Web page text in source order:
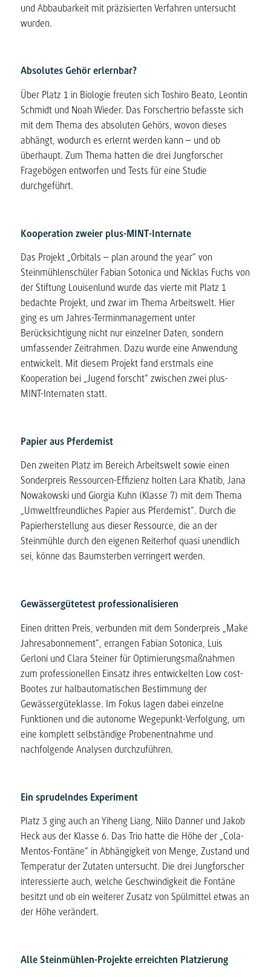
und Abbaubarkeit mit präzisierten Verfahren untersucht
wurden.
Absolutes Gehör erlernbar?
Über Platz 1 in Biologie freuten sich Toshiro Beato, Leontin
Schmidt und Noah Wieder. Das Forschertrio befasste sich
mit dem Thema des absoluten Gehörs, wovon dieses
abhängt, wodurch es erlernt werden kann – und ob
überhaupt. Zum Thema hatten die drei Jungforscher
Fragebögen entworfen und Tests für eine Studie
durchgeführt.
Kooperation zweier plus-MINT-Internate
Das Projekt „Orbitals – plan around the year“ von
Steinmühlenschüler Fabian Sotonica und Nicklas Fuchs von
der Stiftung Louisenlund wurde das vierte mit Platz 1
bedachte Projekt, und zwar im Thema Arbeitswelt. Hier
ging es um Jahres-Terminmanagement unter
Berücksichtigung nicht nur einzelner Daten, sondern
umfassender Zeitrahmen. Dazu wurde eine Anwendung
entwickelt. Mit diesem Projekt fand erstmals eine
Kooperation bei „Jugend forscht“ zwischen zwei plus-
MINT-Internaten statt.
Papier aus Pferdemist
Den zweiten Platz im Bereich Arbeitswelt sowie einen
Sonderpreis Ressourcen-Effizienz holten Lara Khatib, Jana
Nowakowski und Giorgia Kuhn (Klasse 7) mit dem Thema
„Umweltfreundliches Papier aus Pferdemist“. Durch die
Papierherstellung aus dieser Ressource, die an der
Steinmühle durch den eigenen Reiterhof quasi unendlich
sei, könne das Baumsterben verringert werden.
Gewässergütetest professionalisieren
Einen dritten Preis, verbunden mit dem Sonderpreis „Make
Jahresabonnement“, errangen Fabian Sotonica, Luis
Gerloni und Clara Steiner für Optimierungsmaßnahmen
zum professionellen Einsatz ihres entwickelten Low cost-
Bootes zur halbautomatischen Bestimmung der
Gewässergüteklasse. Im Fokus lagen dabei einzelne
Funktionen und die autonome Wegepunkt-Verfolgung, um
eine komplett selbständige Probenentnahme und
nachfolgende Analysen durchzuführen.
Ein sprudelndes Experiment
Platz 3 ging auch an Yiheng Liang, Niilo Danner und Jakob
Heck aus der Klasse 6. Das Trio hatte die Höhe der „Cola-
Mentos-Fontäne“ in Abhängigkeit von Menge, Zustand und
Temperatur der Zutaten untersucht. Die drei Jungforscher
interessierte auch, welche Geschwindigkeit die Fontäne
besitzt und ob ein weiterer Zusatz von Spülmittel etwas an
der Höhe verändert.
Alle Steinmühlen-Projekte erreichten Platzierung